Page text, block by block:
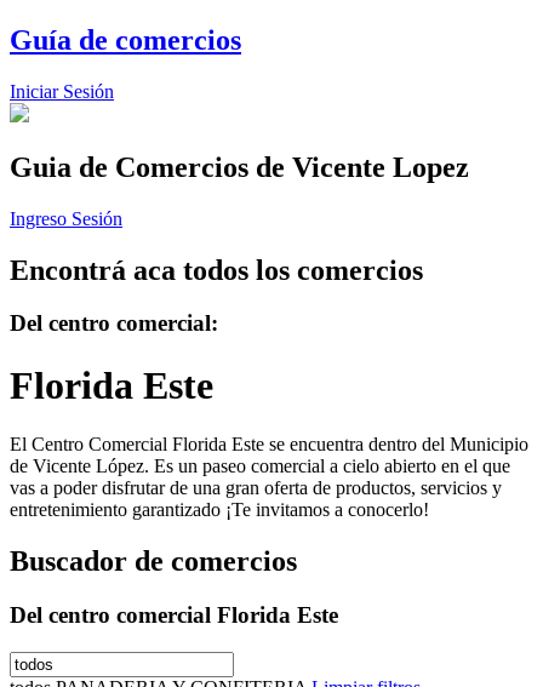
Guía de comercios
Iniciar Sesión
Guia de Comercios de Vicente Lopez
Ingreso Sesión
Encontrá aca todos los comercios
Del centro comercial:
Florida Este
El Centro Comercial Florida Este se encuentra dentro del Municipio
de Vicente López. Es un paseo comercial a cielo abierto en el que
vas a poder disfrutar de una gran oferta de productos, servicios y
entretenimiento garantizado ¡Te invitamos a conocerlo!
Buscador de comercios
Del centro comercial Florida Este